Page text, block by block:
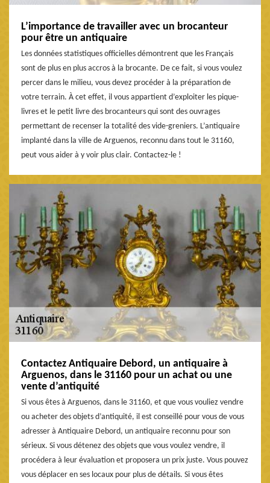
L’importance de travailler avec un brocanteur
pour être un antiquaire
Les données statistiques officielles démontrent que les Français
sont de plus en plus accros à la brocante. De ce fait, si vous voulez
percer dans le milieu, vous devez procéder à la préparation de
votre terrain. À cet effet, il vous appartient d’exploiter les pique-
livres et le petit livre des brocanteurs qui sont des ouvrages
permettant de recenser la totalité des vide-greniers. L’antiquaire
implanté dans la ville de Arguenos, reconnu dans tout le 31160,
peut vous aider à y voir plus clair. Contactez-le !
Contactez Antiquaire Debord, un antiquaire à
Arguenos, dans le 31160 pour un achat ou une
vente d’antiquité
Si vous êtes à Arguenos, dans le 31160, et que vous vouliez vendre
ou acheter des objets d’antiquité, il est conseillé pour vous de vous
adresser à Antiquaire Debord, un antiquaire reconnu pour son
sérieux. Si vous détenez des objets que vous voulez vendre, il
procédera à leur évaluation et proposera un prix juste. Vous pouvez
vous déplacer en ses locaux pour plus de détails. Si vous êtes